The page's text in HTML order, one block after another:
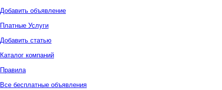
Добавить объявление
Платные Услуги
Добавить статью
Каталог компаний
Правила
Все бесплатные объявления